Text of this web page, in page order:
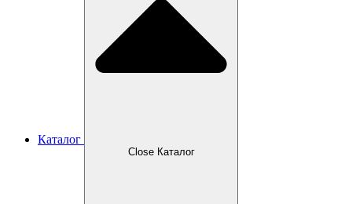
Каталог
Close Каталог